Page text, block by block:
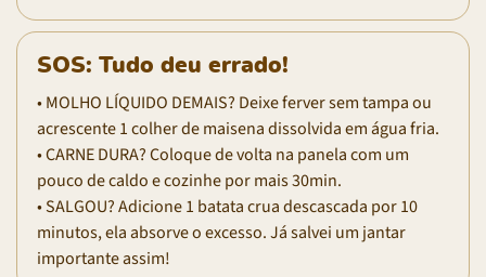
SOS: Tudo deu errado!
• MOLHO LÍQUIDO DEMAIS? Deixe ferver sem tampa ou
acrescente 1 colher de maisena dissolvida em água fria.
• CARNE DURA? Coloque de volta na panela com um
pouco de caldo e cozinhe por mais 30min.
• SALGOU? Adicione 1 batata crua descascada por 10
minutos, ela absorve o excesso. Já salvei um jantar
importante assim!